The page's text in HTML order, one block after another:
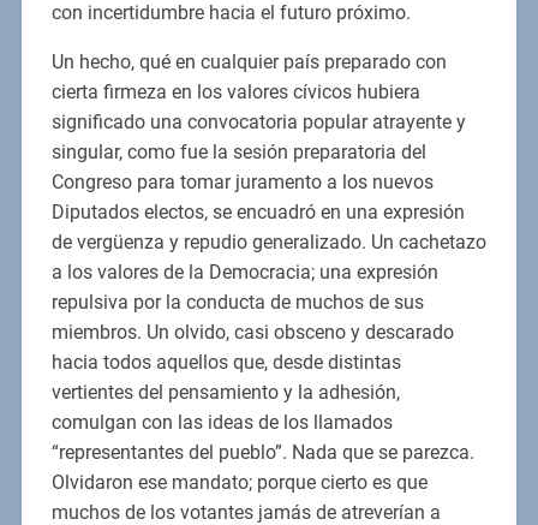
con incertidumbre hacia el futuro próximo.
Un hecho, qué en cualquier país preparado con
cierta firmeza en los valores cívicos hubiera
significado una convocatoria popular atrayente y
singular, como fue la sesión preparatoria del
Congreso para tomar juramento a los nuevos
Diputados electos, se encuadró en una expresión
de vergüenza y repudio generalizado. Un cachetazo
a los valores de la Democracia; una expresión
repulsiva por la conducta de muchos de sus
miembros. Un olvido, casi obsceno y descarado
hacia todos aquellos que, desde distintas
vertientes del pensamiento y la adhesión,
comulgan con las ideas de los llamados
“representantes del pueblo”. Nada que se parezca.
Olvidaron ese mandato; porque cierto es que
muchos de los votantes jamás de atreverían a